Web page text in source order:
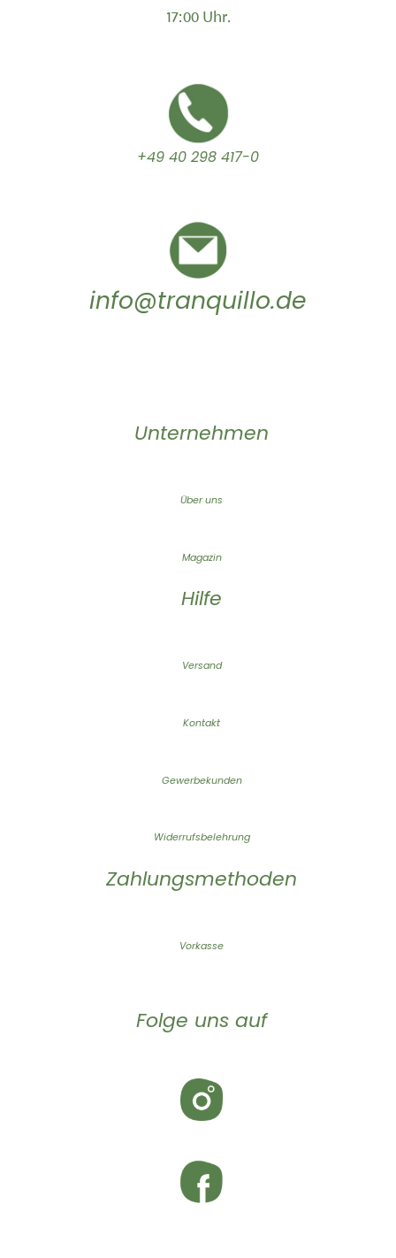
17:00 Uhr.
+49 40 298 417-0
info@tranquillo.de
Unternehmen
Über uns
Magazin
Hilfe
Versand
Kontakt
Gewerbekunden
Widerrufsbelehrung
Zahlungsmethoden
Vorkasse
Folge uns auf